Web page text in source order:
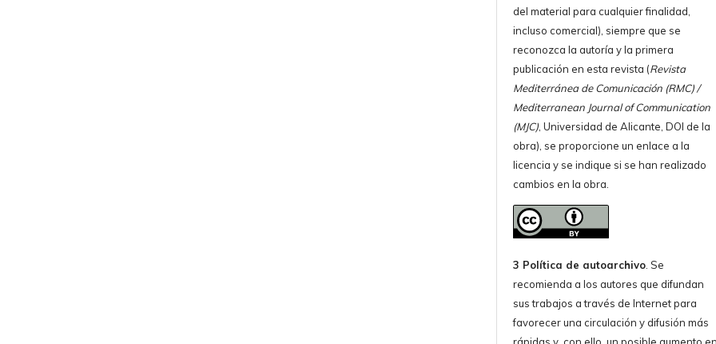
del material para cualquier finalidad,
incluso comercial), siempre que se
reconozca la autoría y la primera
publicación en esta revista (Revista
Mediterránea de Comunicación (RMC) /
Mediterranean Journal of Communication
(MJC), Universidad de Alicante, DOI de la
obra), se proporcione un enlace a la
licencia y se indique si se han realizado
cambios en la obra.
3 Política de autoarchivo. Se
recomienda a los autores que difundan
sus trabajos a través de Internet para
favorecer una circulación y difusión más